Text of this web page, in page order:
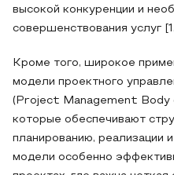
высокой конкуренции и
совершенствования услуг
Кроме того, широкое
модели проектного
(Project Management Body
которые обеспечивают
планированию, реализации
модели особенно